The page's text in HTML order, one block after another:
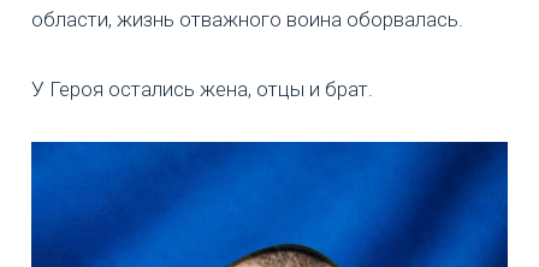
области, жизнь отважного воина оборвалась.
У Героя остались жена, отцы и брат.